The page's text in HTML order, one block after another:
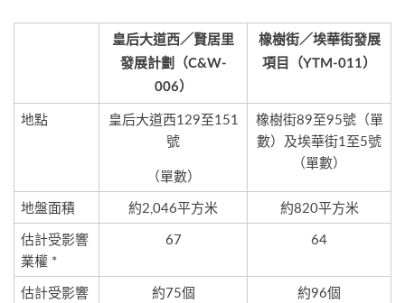
皇后大道西／賢居里
發展計劃（C&W-
006）
橡樹街／埃華街發展
項目（YTM-011）
地點
皇后大道西129至151
號
（單數）
橡樹街89至95號（單
數）及埃華街1至5號
（單數）
地盤面積 約2,046平方米
約820平方米
估計受影響
業權 *
67 64
估計受影響
約75個 約96個